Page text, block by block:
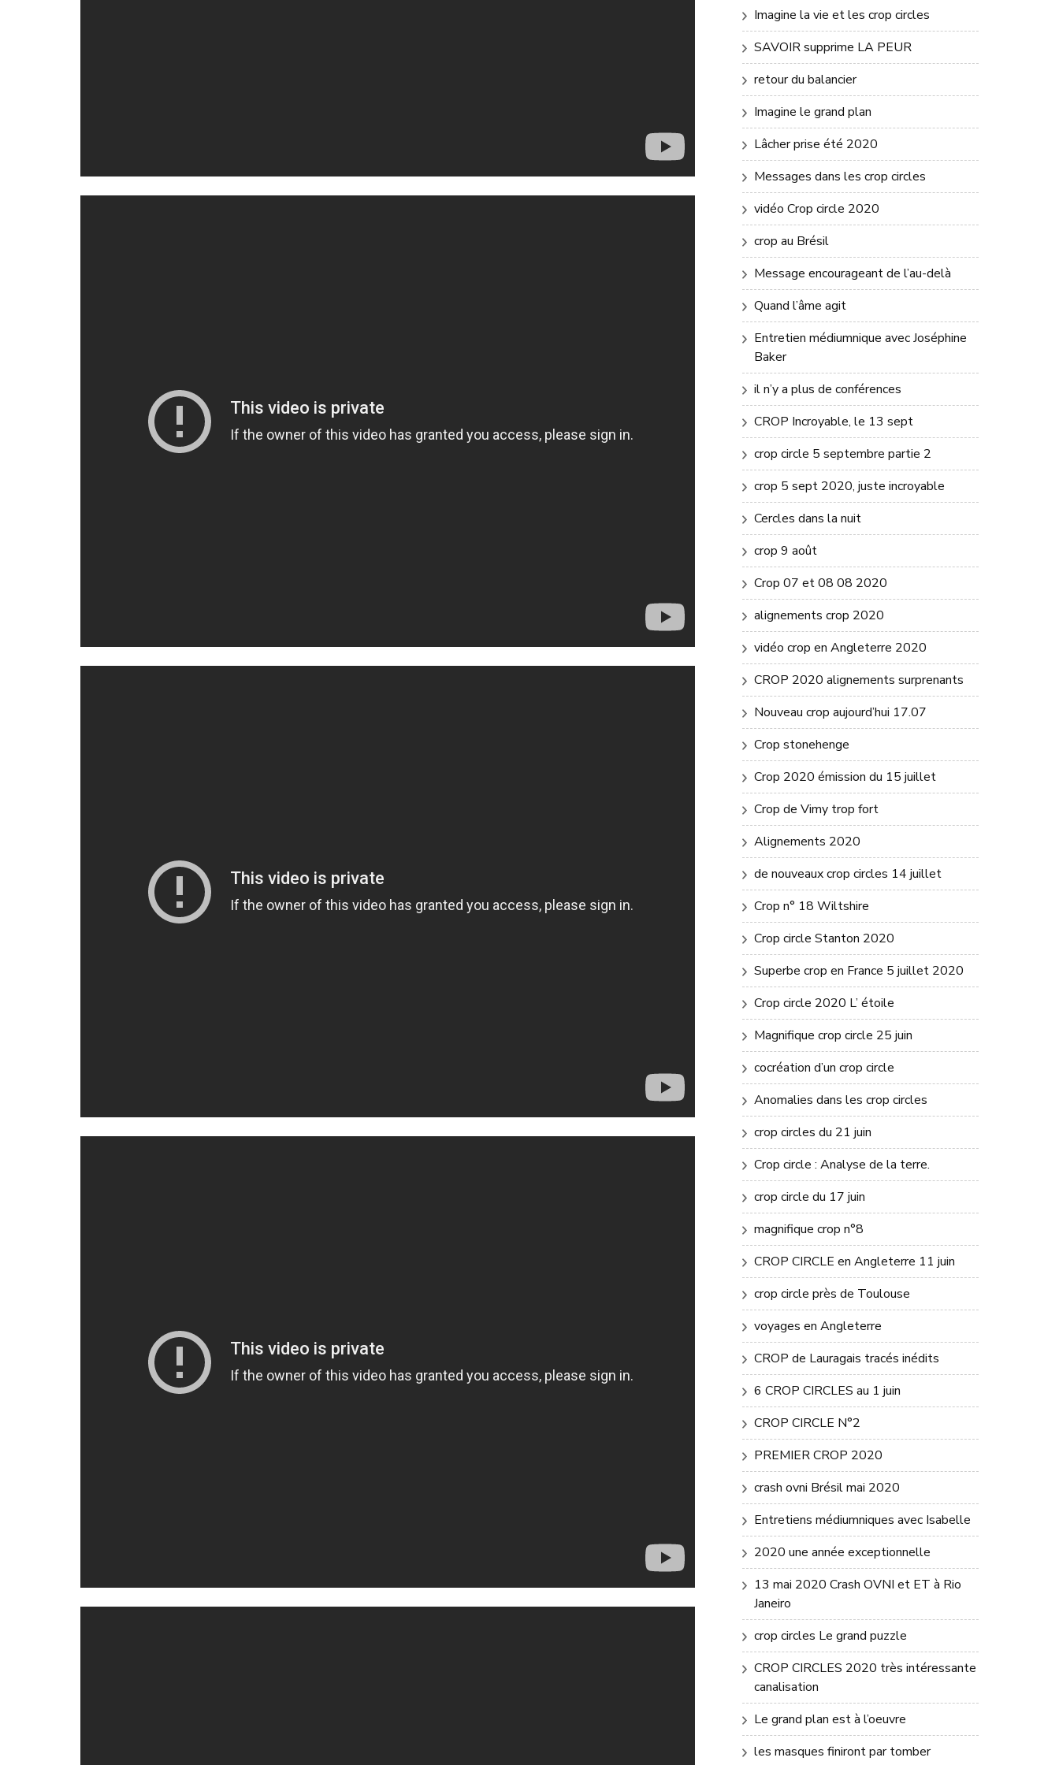
Imagine la vie et les crop circles
SAVOIR supprime LA PEUR
retour du balancier
Imagine le grand plan
Lâcher prise été 2020
Messages dans les crop circles
vidéo Crop circle 2020
crop au Brésil
Message encourageant de l’au-delà
Quand l’âme agit
Entretien médiumnique avec Joséphine
Baker
il n’y a plus de conférences
CROP Incroyable, le 13 sept
crop circle 5 septembre partie 2
crop 5 sept 2020, juste incroyable
Cercles dans la nuit
crop 9 août
Crop 07 et 08 08 2020
alignements crop 2020
vidéo crop en Angleterre 2020
CROP 2020 alignements surprenants
Nouveau crop aujourd’hui 17.07
Crop stonehenge
Crop 2020 émission du 15 juillet
Crop de Vimy trop fort
Alignements 2020
de nouveaux crop circles 14 juillet
Crop n° 18 Wiltshire
Crop circle Stanton 2020
Superbe crop en France 5 juillet 2020
Crop circle 2020 L’ étoile
Magnifique crop circle 25 juin
cocréation d’un crop circle
Anomalies dans les crop circles
crop circles du 21 juin
Crop circle : Analyse de la terre.
crop circle du 17 juin
magnifique crop n°8
CROP CIRCLE en Angleterre 11 juin
crop circle près de Toulouse
voyages en Angleterre
CROP de Lauragais tracés inédits
6 CROP CIRCLES au 1 juin
CROP CIRCLE N°2
PREMIER CROP 2020
crash ovni Brésil mai 2020
Entretiens médiumniques avec Isabelle
2020 une année exceptionnelle
13 mai 2020 Crash OVNI et ET à Rio
Janeiro
crop circles Le grand puzzle
CROP CIRCLES 2020 très intéressante
canalisation
Le grand plan est à l’oeuvre
les masques finiront par tomber